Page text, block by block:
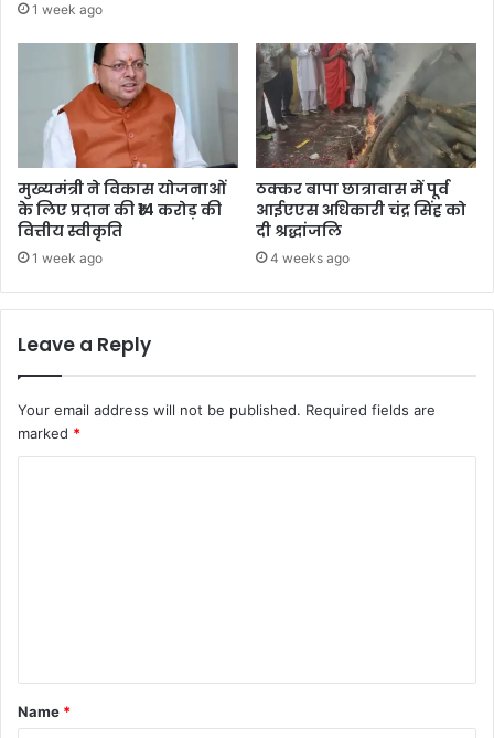
1 week ago
मुख्यमंत्री ने विकास योजनाओं
के लिए प्रदान की ₹14 करोड़ की
वित्तीय स्वीकृति
1 week ago
ठक्कर बापा छात्रावास में पूर्व
आईएएस अधिकारी चंद्र सिंह को
दी श्रद्धांजलि
4 weeks ago
Leave a Reply
Your email address will not be published. Required fields are
marked *
*
Name *